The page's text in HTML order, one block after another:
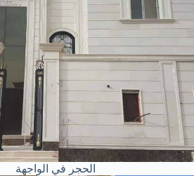
الحجر في الواجهة